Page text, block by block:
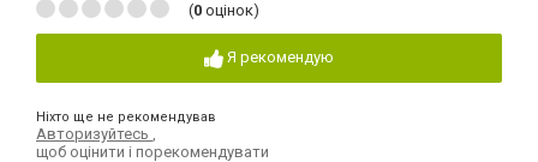
(0 оцінок)
Я рекомендую
Ніхто ще не рекомендував
Авторизуйтесь
щоб оцінити і порекомендувати